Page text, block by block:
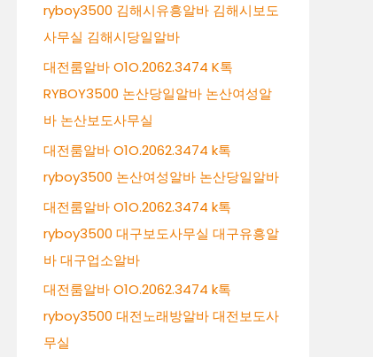
ryboy3500 김해시유흥알바 김해시보도
사무실 김해시당일알바
대전룸알바 O1O.2062.3474 K톡
RYBOY3500 논산당일알바 논산여성알
바 논산보도사무실
대전룸알바 O1O.2062.3474 k톡
ryboy3500 논산여성알바 논산당일알바
대전룸알바 O1O.2062.3474 k톡
ryboy3500 대구보도사무실 대구유흥알
바 대구업소알바
대전룸알바 O1O.2062.3474 k톡
ryboy3500 대전노래방알바 대전보도사
무실